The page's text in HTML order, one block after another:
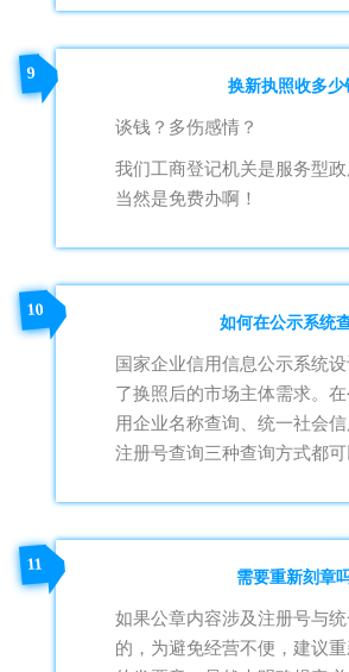
9
换新执照收多少
谈钱？多伤感情？
我们工商登记机关是服务型政
当然是免费办啊！
10
如何在公示系统
国家企业信用信息公示系统
了换照后的市场主体需求。
用企业名称查询、统一社会
注册号查询三种查询方式都可
11
需要重新刻章
如果公章内容涉及注册号与
的，为避免经营不便，建议